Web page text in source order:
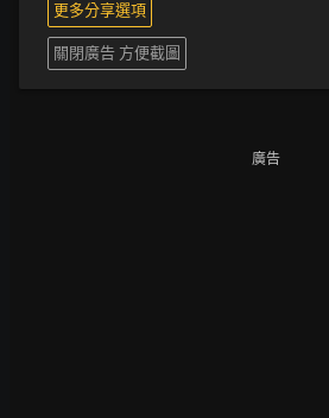
更多分享選項
關閉廣告 方便截圖
廣告